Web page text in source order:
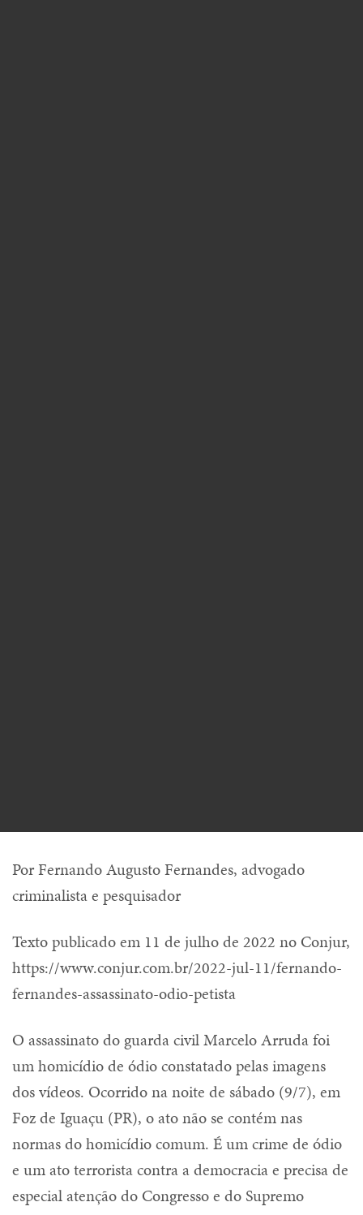
Por Fernando Augusto Fernandes, advogado
criminalista e pesquisador
Texto publicado em 11 de julho de 2022 no Conjur,
https://www.conjur.com.br/2022-jul-11/fernando-
fernandes-assassinato-odio-petista
O assassinato do guarda civil Marcelo Arruda foi
um homicídio de ódio constatado pelas imagens
dos vídeos. Ocorrido na noite de sábado (9/7), em
Foz de Iguaçu (PR), o ato não se contém nas
normas do homicídio comum. É um crime de ódio
e um ato terrorista contra a democracia e precisa de
especial atenção do Congresso e do Supremo